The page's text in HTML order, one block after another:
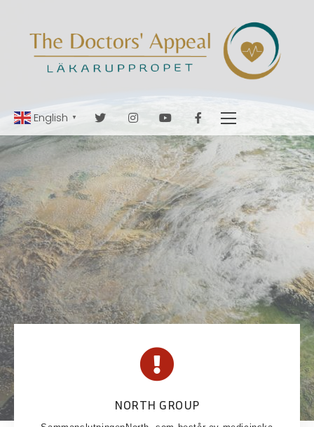
English ▼
NORTH GROUP